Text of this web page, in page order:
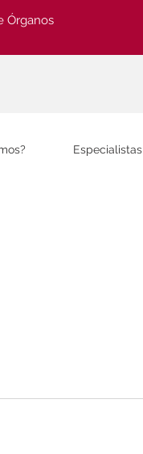
Órganos
Especialistas